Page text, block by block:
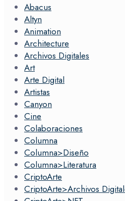
Abacus
Altyn
Animation
Architecture
Archivos Digitales
Art
Arte Digital
Artistas
Canyon
Cine
Colaboraciones
Columna
Columna>Diseño
Columna>Literatura
CriptoArte
CriptoArte>Archivos